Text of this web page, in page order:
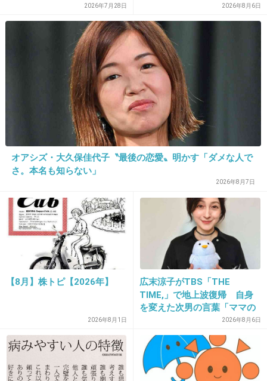
2022/01/07(金) 09:56:05
ホリプロはこの子の売り方に関しては下手
+30
2022/01/07(金) 09:56:23
この子政治オタクで趣味は国会傍聴なんでし
そこからもうヤラセ感プンプン
有名な議員と一緒にテレビ出て政治オタクです
ぅ、とはしゃぐイメージしかなくて、何もかも
が押し付けがましい
1件の返信
+35 -3
>>30
別の人だよ。
前の人にお断りされて半年経って、それで今回
2026年7月28日
2位 高橋藍 3位 大谷翔平2026年8月6日
オアシズ・大久保佳代子〝最後の恋愛〟明かす「ダメな人で
さ。本名も知らない」
2026年8月7日
【8月】株トピ【2026年】
2026年8月1日
広末涼子がTBS「THE
TIME,」で地上波復帰 自身
を変えた次男の言葉「ママの
ファンの人なら、知りたいん
じゃないか」
2026年8月6日